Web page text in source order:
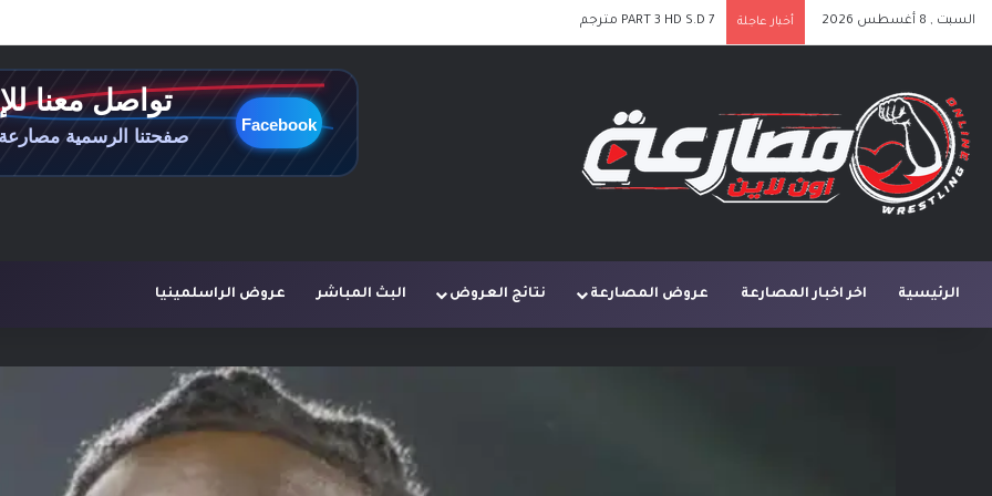
السبت , 8 أغسطس 2026 أخبار عاجلة PART 3 HD S.D 7 مترجم
الرئيسية اخر اخبار المصارعة عروض المصارعة نتائج العروض البث المباشر عروض الراسلمينيا